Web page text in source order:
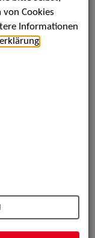
von Cookies
Informationen